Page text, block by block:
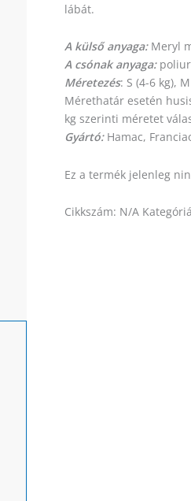
lábát.
A külső anyaga: Meryl
A csónak anyaga:
Méretezés: S (4-6 kg),
Mérethatár esetén
kg szerinti méretet
Gyártó:Hamac,
Ez a termék jelenleg
Cikkszám: N/A